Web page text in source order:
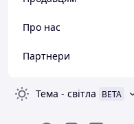
Про нас
Партнери
Тема - світла BETA